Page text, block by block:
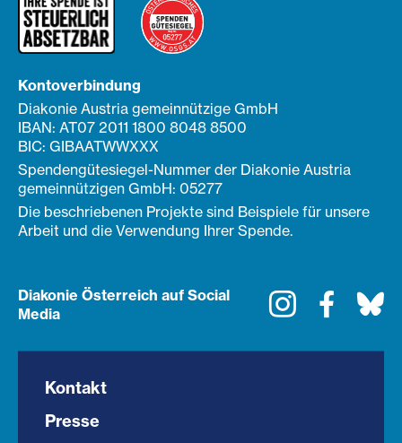
Kontoverbindung
Diakonie Austria gemeinnützige GmbH
IBAN: AT07 2011 1800 8048 8500
BIC: GIBAATWWXXX
Spendengütesiegel-Nummer der Diakonie Austria
gemeinnützigen GmbH: 05277
Die beschriebenen Projekte sind Beispiele für unsere
Arbeit und die Verwendung Ihrer Spende.
Diakonie Österreich auf Social
Media
Instagram
Kontakt
Presse